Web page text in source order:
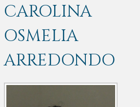
CAROLINA
OSMELIA
ARREDONDO